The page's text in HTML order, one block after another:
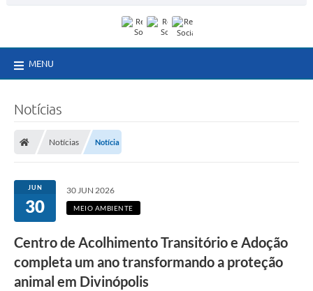
MENU
Notícias
Notícias Notícia
JUN
30
30 JUN 2026
MEIO AMBIENTE
Centro de Acolhimento Transitório e Adoção
completa um ano transformando a proteção
animal em Divinópolis